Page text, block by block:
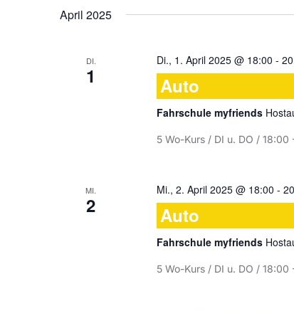
April 2025
DI.
1
Di., 1. April 2025 @ 18:00 -
Auto
Fahrschule myfriends
5 Wo-Kurs / DI u. DO /
MI.
2
Mi., 2. April 2025 @ 18:00 -
Auto
Fahrschule myfriends
5 Wo-Kurs / DI u. DO /